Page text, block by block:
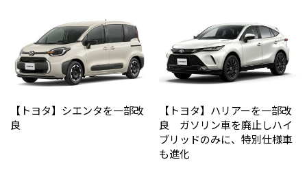
【トヨタ】シエンタを一部改
良
【トヨタ】ハリアーを一部改
良 ガソリン車を廃止しハイ
ブリッドのみに、特別仕様車
も進化